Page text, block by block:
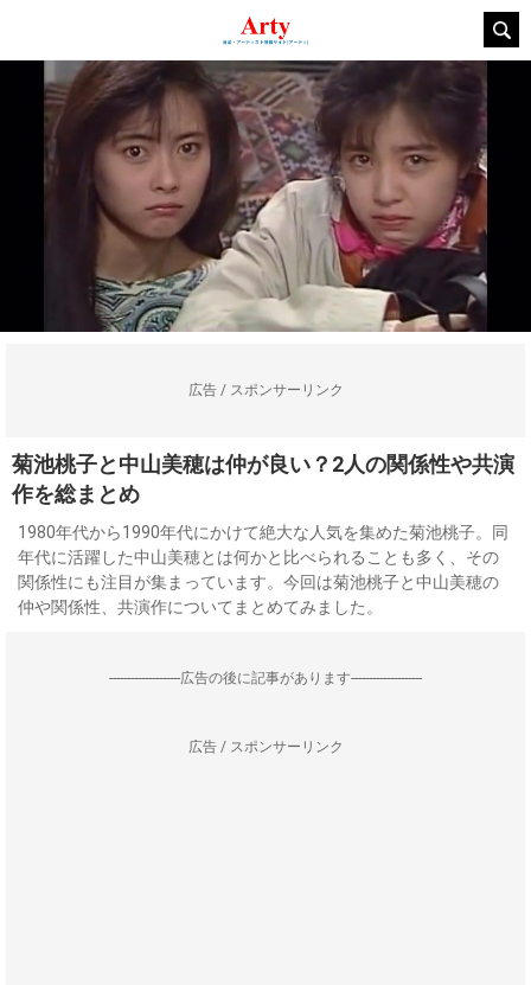
広告 / スポンサーリンク
菊池桃子と中山美穂は仲が良い？2人の関係性や共演
作を総まとめ
1980年代から1990年代にかけて絶大な人気を集めた菊池桃子。同
年代に活躍した中山美穂とは何かと比べられることも多く、その
関係性にも注目が集まっています。今回は菊池桃子と中山美穂の
仲や関係性、共演作についてまとめてみました。
--------------------広告の後に記事があります--------------------
広告 / スポンサーリンク